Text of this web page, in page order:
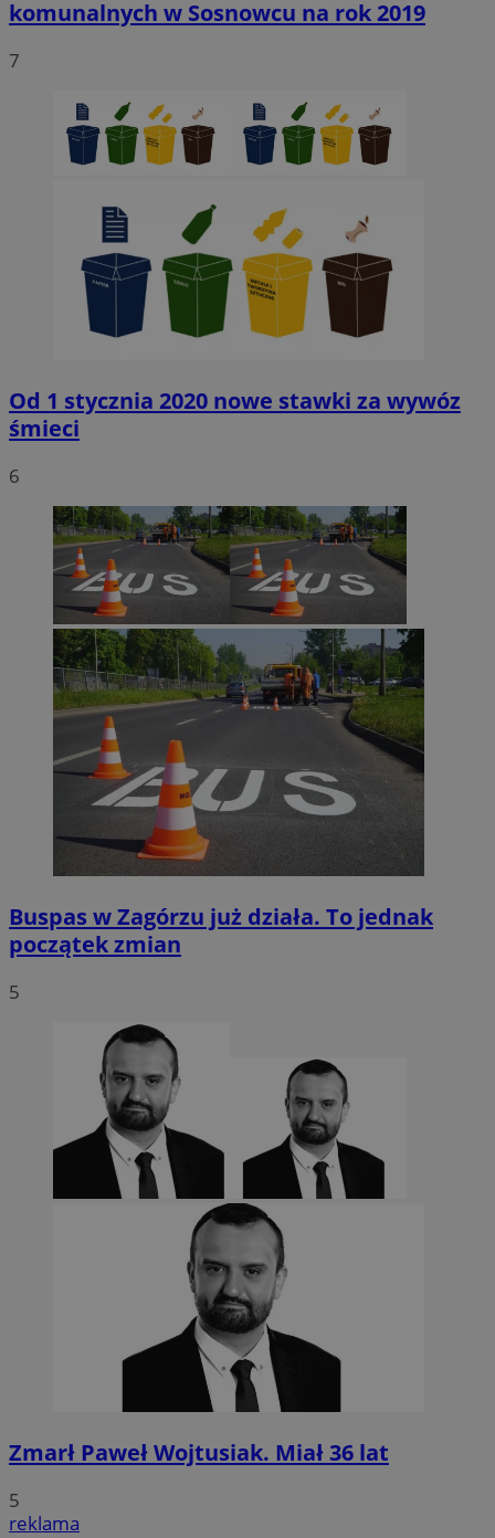
komunalnych w Sosnowcu na rok 2019
7
Od 1 stycznia 2020 nowe stawki za wywóz
śmieci
6
Buspas w Zagórzu już działa. To jednak
początek zmian
5
Zmarł Paweł Wojtusiak. Miał 36 lat
5
reklama